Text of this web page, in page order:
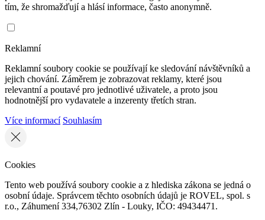
tím, že shromažďují a hlásí informace, často anonymně.
Reklamní
Reklamní soubory cookie se používají ke sledování návštěvníků a
jejich chování. Záměrem je zobrazovat reklamy, které jsou
relevantní a poutavé pro jednotlivé uživatele, a proto jsou
hodnotnější pro vydavatele a inzerenty třetích stran.
Více informací Souhlasím
Cookies
Tento web používá soubory cookie a z hlediska zákona se jedná o
osobní údaje. Správcem těchto osobních údajů je ROVEL, spol. s
r.o., Záhumení 334,76302 Zlín - Louky, IČO: 49434471.